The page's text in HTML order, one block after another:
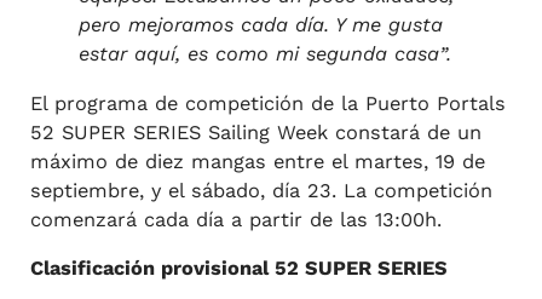
pero mejoramos cada día. Y me gusta
estar aquí, es como mi segunda casa”.
El programa de competición de la Puerto Portals
52 SUPER SERIES Sailing Week constará de un
máximo de diez mangas entre el martes, 19 de
septiembre, y el sábado, día 23. La competición
comenzará cada día a partir de las 13:00h.
Clasificación provisional 52 SUPER SERIES